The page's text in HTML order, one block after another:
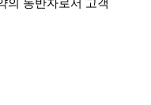
의 동반자로서 고객